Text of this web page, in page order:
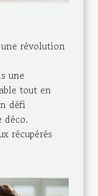
révolution
une
tout en
défi
déco.
récupérés